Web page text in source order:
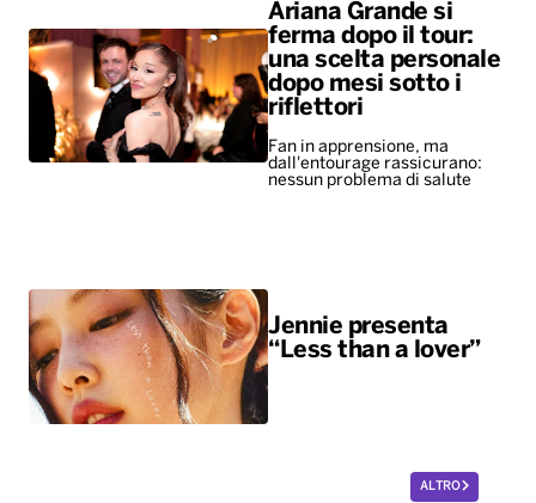
Ariana Grande si
ferma dopo il tour:
una scelta personale
dopo mesi sotto i
riflettori
Fan in apprensione, ma
dall'entourage rassicurano:
nessun problema di salute
Jennie presenta
“Less than a lover”
ALTRO